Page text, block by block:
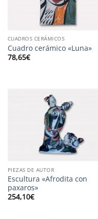
CUADROS CERÁMICOS
Cuadro cerámico «Luna»
78,65€
PIEZAS DE AUTOR
Escultura «Afrodita con
paxaros»
254,10€